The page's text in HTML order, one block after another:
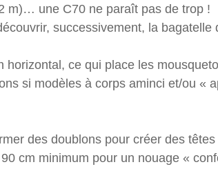
m)… une C70 ne paraît pas de trop !
successivement, la bagatelle
ce qui place les
si modèles à corps aminci et/ou «
des doublons pour créer des
cm minimum pour un nouage «